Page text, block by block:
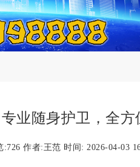
业随身护卫，全
:726 作者:王范 时间: 2026-04-03